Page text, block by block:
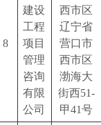
8
建设
工程
项目
管理
咨询
有限
公司
西市区
辽宁省
营口市
西市区
渤海大
街西51-
甲41号